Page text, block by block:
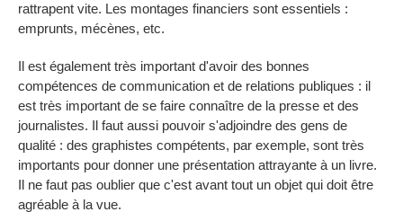
rattrapent vite. Les montages financiers sont essentiels :
emprunts, mécènes, etc.
Il est également très important d'avoir des bonnes
compétences de communication et de relations publiques : il
est très important de se faire connaître de la presse et des
journalistes. Il faut aussi pouvoir s'adjoindre des gens de
qualité : des graphistes compétents, par exemple, sont très
importants pour donner une présentation attrayante à un livre.
Il ne faut pas oublier que c'est avant tout un objet qui doit être
agréable à la vue.